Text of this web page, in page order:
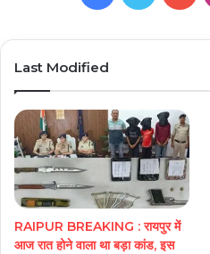
Last Modified
RAIPUR BREAKING : रायपुर में
आज रात होने वाला था बड़ा कांड, इस